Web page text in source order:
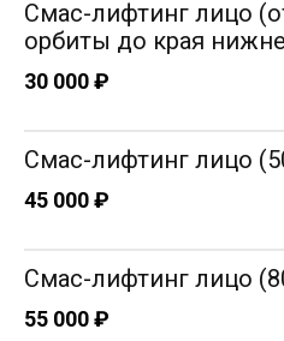
Смас-лифтинг лицо
орбиты до края
30 000 ₽
Смас-лифтинг лицо
45 000 ₽
Смас-лифтинг лицо
55 000 ₽
Шацукевич Софья